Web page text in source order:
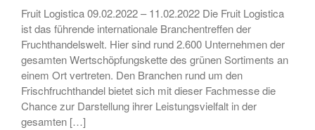
Fruit Logistica 09.02.2022 – 11.02.2022 Die Fruit Logistica
ist das führende internationale Branchentreffen der
Fruchthandelswelt. Hier sind rund 2.600 Unternehmen der
gesamten Wertschöpfungskette des grünen Sortiments an
einem Ort vertreten. Den Branchen rund um den
Frischfruchthandel bietet sich mit dieser Fachmesse die
Chance zur Darstellung ihrer Leistungsvielfalt in der
gesamten […]